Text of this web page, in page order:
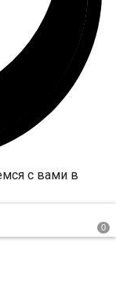
с вами в